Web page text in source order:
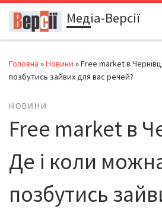
Перейти до вмістуМедіа-Версії
Головна »Новини »Free market в
позбутись зайвих для вас речей?
НОВИНИ
Free market в
Де і коли
позбутись